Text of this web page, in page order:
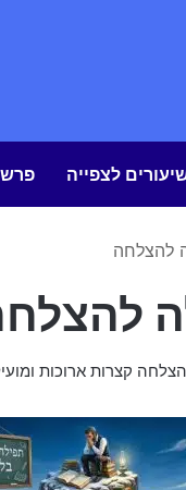
לצפייה
להצלחה
קצרות ארוכות